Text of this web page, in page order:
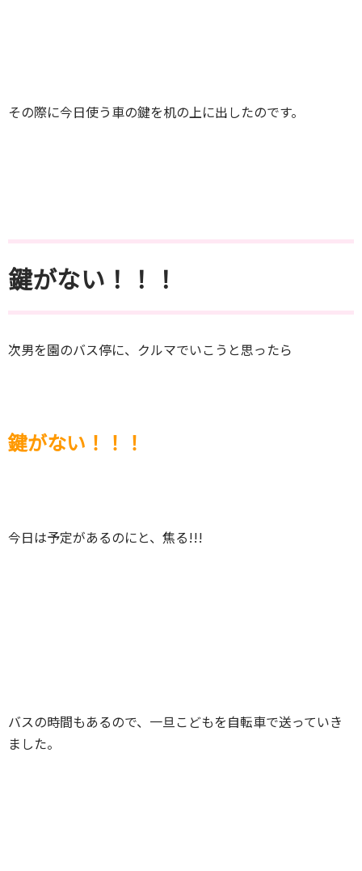
その際に今日使う車の鍵を机の上に出したのです。
鍵がない！！！
次男を園のバス停に、クルマでいこうと思ったら
鍵がない！！！
今日は予定があるのにと、焦る!!!
バスの時間もあるので、一旦こどもを自転車で送っていき
ました。